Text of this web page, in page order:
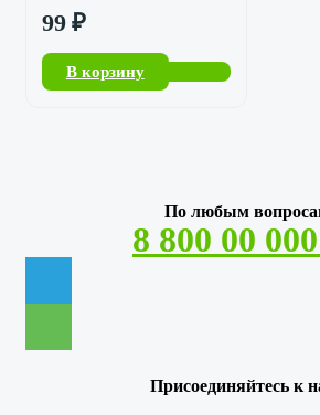
99 ₽
В корзину
По любым
8 800 00
Присоединяйтесь к